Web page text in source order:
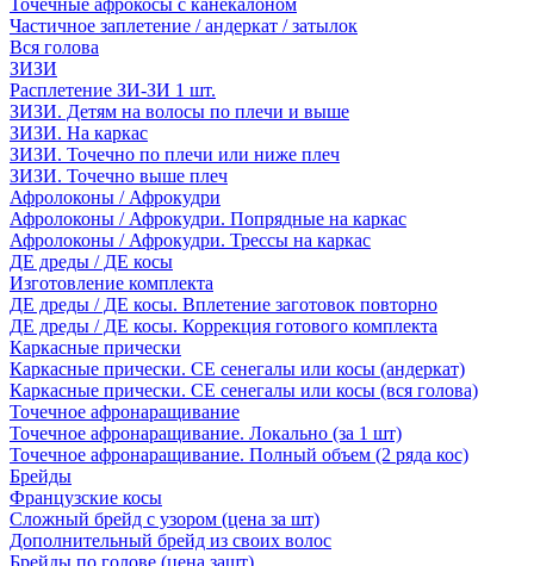
Точечные афрокосы с канекалоном
Частичное заплетение / андеркат / затылок
Вся голова
ЗИЗИ
Расплетение ЗИ-ЗИ 1 шт.
ЗИЗИ. Детям на волосы по плечи и выше
ЗИЗИ. На каркас
ЗИЗИ. Точечно по плечи или ниже плеч
ЗИЗИ. Точечно выше плеч
Афролоконы / Афрокудри
Афролоконы / Афрокудри. Попрядные на каркас
Афролоконы / Афрокудри. Трессы на каркас
ДЕ дреды / ДЕ косы
Изготовление комплекта
ДЕ дреды / ДЕ косы. Вплетение заготовок повторно
ДЕ дреды / ДЕ косы. Коррекция готового комплекта
Каркасные прически
Каркасные прически. СЕ сенегалы или косы (андеркат)
Каркасные прически. СЕ сенегалы или косы (вся голова)
Точечное афронаращивание
Точечное афронаращивание. Локально (за 1 шт)
Точечное афронаращивание. Полный объем (2 ряда кос)
Брейды
Французские косы
Сложный брейд с узором (цена за шт)
Дополнительный брейд из своих волос
Брейды по голове (цена зашт)